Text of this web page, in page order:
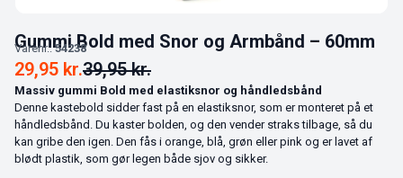
Gummi Bold med Snor og Armbånd – 60mm
Varenr.:54238
39,95kr.
29,95 kr.
Massiv gummi Bold med elastiksnor og håndledsbånd
Denne kastebold sidder fast på en elastiksnor, som er monteret på et
håndledsbånd. Du kaster bolden, og den vender straks tilbage, så du
kan gribe den igen. Den fås i orange, blå, grøn eller pink og er lavet af
blødt plastik, som gør legen både sjov og sikker.